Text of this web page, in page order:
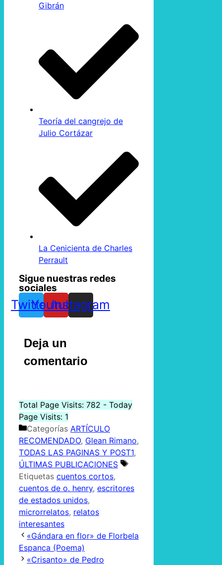
Gibrán
Teoría del cangrejo de
Julio Cortázar
La Cenicienta de Charles
Perrault
Sigue nuestras redes
sociales
TwitterYoutube
Instagram
Deja un
comentario
Total Page Visits: 782 - Today
Page Visits: 1
Categorías ARTÍCULO
RECOMENDADO, Glean Rimano,
TODAS LAS PAGINAS Y POST1,
ÚLTIMAS PUBLICACIONES
Etiquetas cuentos cortos,
cuentos de o. henry, escritores
de estados unidos,
microrrelatos, relatos
interesantes
«Gándara en flor» de Florbela
Espanca (Poema)
«Crisanto» de Pedro